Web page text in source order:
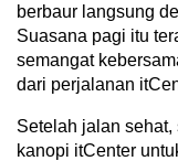
berbaur langsung
Suasana pagi itu
semangat
dari perjalanan
Setelah jalan
kanopi itCenter